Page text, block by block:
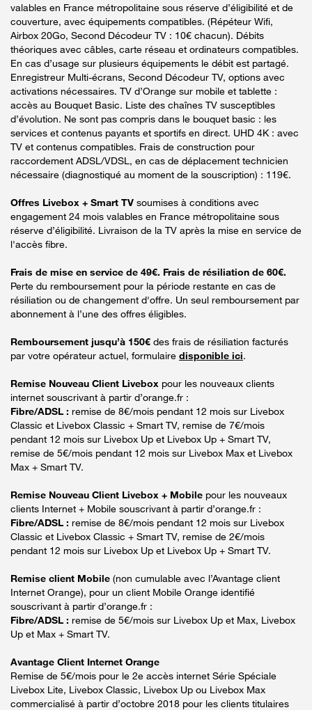
valables en France métropolitaine sous réserve d’éligibilité et de
couverture, avec équipements compatibles. (Répéteur Wifi,
Airbox 20Go, Second Décodeur TV : 10€ chacun). Débits
théoriques avec câbles, carte réseau et ordinateurs compatibles.
En cas d’usage sur plusieurs équipements le débit est partagé.
Enregistreur Multi-écrans, Second Décodeur TV, options avec
activations nécessaires. TV d’Orange sur mobile et tablette :
accès au Bouquet Basic. Liste des chaînes TV susceptibles
d’évolution. Ne sont pas compris dans le bouquet basic : les
services et contenus payants et sportifs en direct. UHD 4K : avec
TV et contenus compatibles. Frais de construction pour
raccordement ADSL/VDSL, en cas de déplacement technicien
nécessaire (diagnostiqué au moment de la souscription) : 119€.
Offres Livebox + Smart TV soumises à conditions avec
engagement 24 mois valables en France métropolitaine sous
réserve d’éligibilité. Livraison de la TV après la mise en service de
l'accès fibre.
Frais de mise en service de 49€. Frais de résiliation de 60€.
Perte du remboursement pour la période restante en cas de
résiliation ou de changement d'offre. Un seul remboursement par
abonnement à l’une des offres éligibles.
Remboursement jusqu’à 150€ des frais de résiliation facturés
par votre opérateur actuel, formulaire disponible ici.
Remise Nouveau Client Livebox pour les nouveaux clients
internet souscrivant à partir d’orange.fr :
Fibre/ADSL : remise de 8€/mois pendant 12 mois sur Livebox
Classic et Livebox Classic + Smart TV, remise de 7€/mois
pendant 12 mois sur Livebox Up et Livebox Up + Smart TV,
remise de 5€/mois pendant 12 mois sur Livebox Max et Livebox
Max + Smart TV.
Remise Nouveau Client Livebox + Mobile pour les nouveaux
clients Internet + Mobile souscrivant à partir d’orange.fr :
Fibre/ADSL : remise de 8€/mois pendant 12 mois sur Livebox
Classic et Livebox Classic + Smart TV, remise de 2€/mois
pendant 12 mois sur Livebox Up et Livebox Up + Smart TV.
Remise client Mobile (non cumulable avec l’Avantage client
Internet Orange), pour un client Mobile Orange identifié
souscrivant à partir d’orange.fr :
Fibre/ADSL : remise de 5€/mois sur Livebox Up et Max, Livebox
Up et Max + Smart TV.
Avantage Client Internet Orange
Remise de 5€/mois pour le 2e accès internet Série Spéciale
Livebox Lite, Livebox Classic, Livebox Up ou Livebox Max
commercialisé à partir d’octobre 2018 pour les clients titulaires